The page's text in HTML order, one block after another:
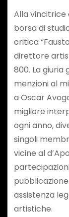
Alla vincitrice
borsa di
critica
direttore
800. La
menzioni al
a Oscar
migliore
ogni anno,
singoli
vicine al
assistenza
artistiche.